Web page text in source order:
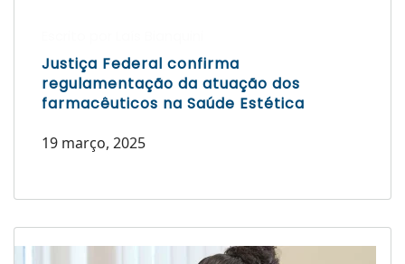
Justiça Federal confirma
regulamentação da atuação dos
farmacêuticos na Saúde Estética
19 março, 2025